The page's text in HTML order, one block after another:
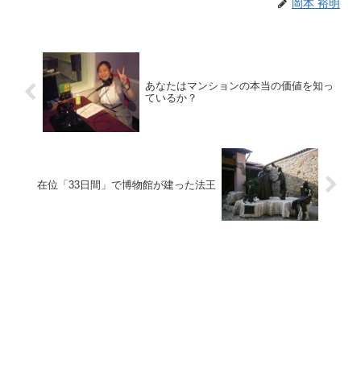
岡本 裕明
あなたはマンションの本当の価値を知っ
ているか？
在位「33日間」で博物館が建った法王